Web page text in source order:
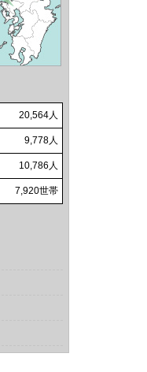
20,564人
9,778人
10,786人
7,920世帯